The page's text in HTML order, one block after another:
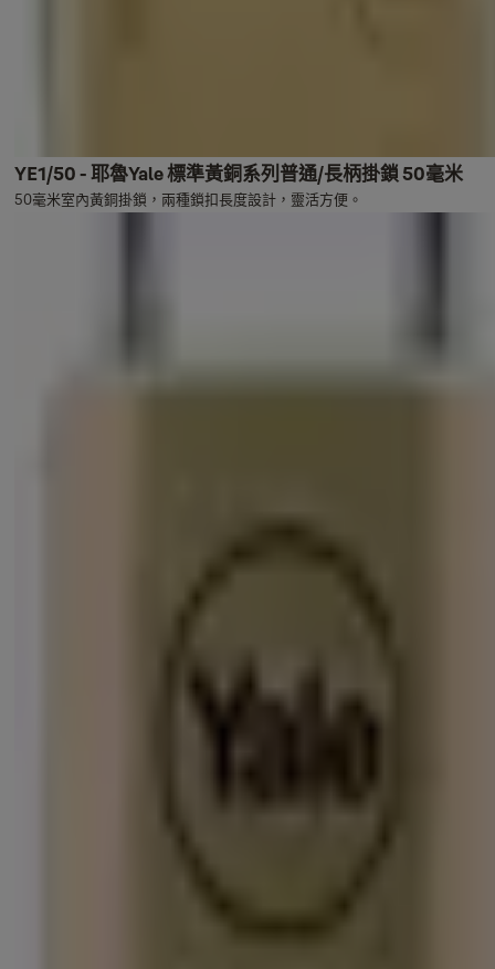
YE1/50 - 耶魯Yale 標準黃銅系列普通/長柄掛鎖 50毫米
50毫米室內黃銅掛鎖，兩種鎖扣長度設計，靈活方便。